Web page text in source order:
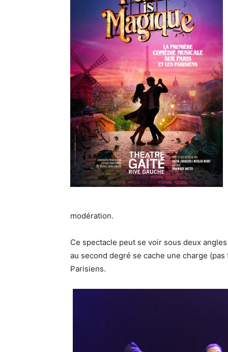
modération.
Ce spectacle peut se voir sous deux
au second degré se cache une charge
Parisiens.